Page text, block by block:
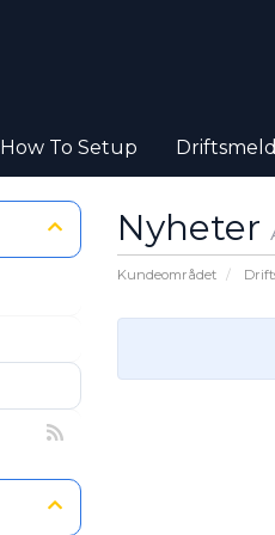
How To Setup
Nyheter
Kundeområdet